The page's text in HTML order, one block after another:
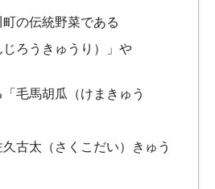
の伝統野菜である
じろうきゅうり）」や
毛馬胡瓜（けまきゅう
古太（さくこだい）きゅう